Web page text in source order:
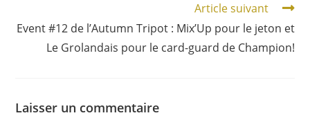
Article suivant
Event #12 de l’Autumn Tripot : Mix’Up pour le jeton et
Le Grolandais pour le card-guard de Champion!
Laisser un commentaire